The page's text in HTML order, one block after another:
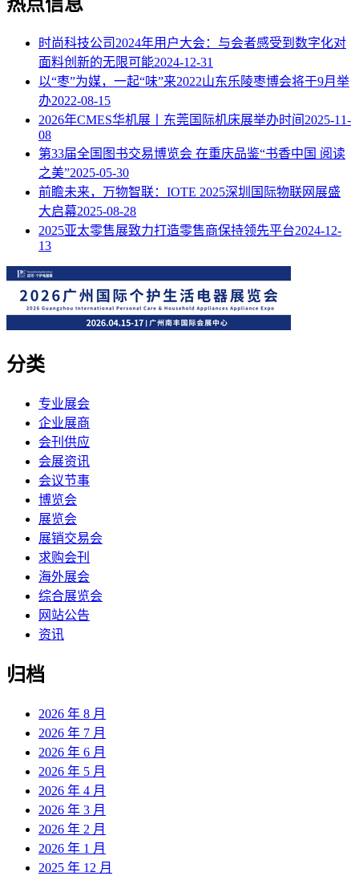
时尚科技公司2024年用户大会：与会者感受到数字化对
面料创新的无限可能2024-12-31
以“枣”为媒，一起“味”来2022山东乐陵枣博会将于9月举
办2022-08-15
2026年CMES华机展丨东莞国际机床展举办时间 2025-11-
08
第33届全国图书交易博览会 在重庆品鉴“书香中国 阅读
之美”2025-05-30
前瞻未来，万物智联：IOTE 2025深圳国际物联网展盛
大启幕2025-08-28
2025亚太零售展致力打造零售商保持领先平台2024-12-
13
分类
专业展会
企业展商
会刊供应
会展资讯
会议节事
博览会
展览会
展销交易会
求购会刊
海外展会
综合展览会
网站公告
资讯
归档
2026 年 8 月
2026 年 7 月
2026 年 6 月
2026 年 5 月
2026 年 4 月
2026 年 3 月
2026 年 2 月
2026 年 1 月
2025 年 12 月